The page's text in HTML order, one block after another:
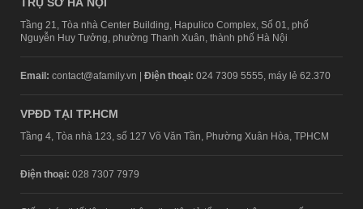
Tầng 21, Tòa nhà Center Building, Hapulico Complex, Số 01, phố
Nguyễn Huy Tưởng, phường Thanh Xuân, thành phố Hà Nội
Email: contact@afamily.vn | Điện thoại: 024 7309 5555, máy lẻ 62.370
VPĐD TẠI TP.HCM
Tầng 4, Tòa nhà 123, số 127 Võ Văn Tần, Phường Xuân Hòa, TPHCM
Điện thoại: 028 7307 7979